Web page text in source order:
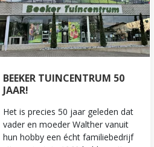
BEEKER TUINCENTRUM 50
JAAR!
Het is precies 50 jaar geleden dat
vader en moeder Walther vanuit
hun hobby een écht familiebedrijf